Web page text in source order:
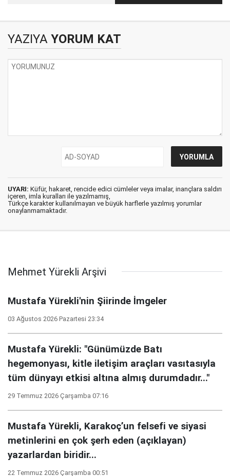
saklamak..
YAZIYA YORUM KAT
UYARI: Küfür, hakaret, rencide edici cümleler veya imalar, inançlara saldırı
içeren, imla kuralları ile yazılmamış,
Türkçe karakter kullanılmayan ve büyük harflerle yazılmış yorumlar
onaylanmamaktadır.
Mehmet Yürekli Arşivi
Mustafa Yürekli'nin Şiirinde İmgeler
03 Ağustos 2026 Pazartesi 23:34
Mustafa Yürekli: "Günümüzde Batı
hegemonyası, kitle iletişim araçları vasıtasıyla
tüm dünyayı etkisi altına almış durumdadır..."
29 Temmuz 2026 Çarşamba 07:16
Mustafa Yürekli, Karakoç’un felsefi ve siyasi
metinlerini en çok şerh eden (açıklayan)
yazarlardan biridir...
22 Temmuz 2026 Çarşamba 00:51